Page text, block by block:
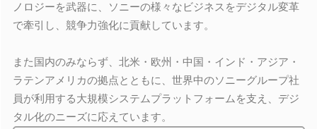
ノロジーを武器に、ソニーの様々なビジネスをデジタル変革
で牽引し、競争力強化に貢献しています。
また国内のみならず、北米・欧州・中国・インド・アジア・
ラテンアメリカの拠点とともに、世界中のソニーグループ社
員が利用する大規模システムプラットフォームを支え、デジ
タル化のニーズに応えています。